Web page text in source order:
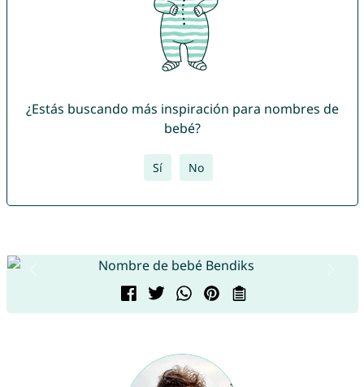
¿Estás buscando más inspiración para nombres de
bebé?
Sí No